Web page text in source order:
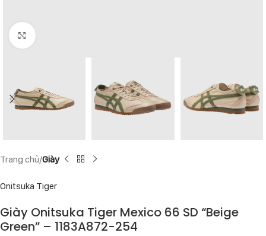
Click to enlarge
Trang chủ Giày
Onitsuka Tiger
Giày Onitsuka Tiger Mexico 66 SD “Beige
Green” – 1183A872-254